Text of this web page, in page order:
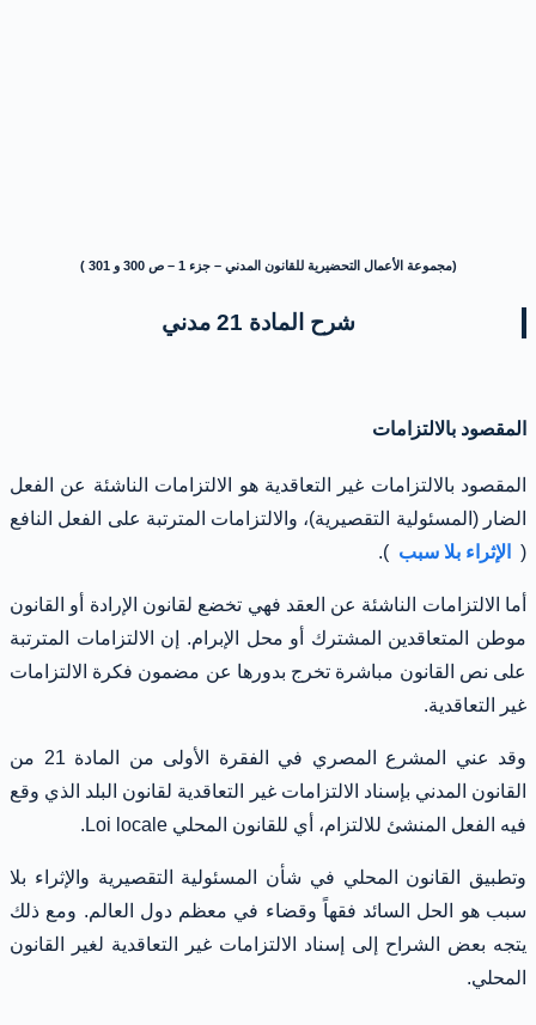
(مجموعة الأعمال التحضيرية للقانون المدني – جزء 1 – ص 300 و 301 )
شرح المادة 21 مدني
المقصود بالالتزامات
المقصود بالالتزامات غير التعاقدية هو الالتزامات الناشئة عن الفعل
الضار (المسئولية التقصيرية)، والالتزامات المترتبة على الفعل النافع
(
الإثراء بلا سبب ).
أما الالتزامات الناشئة عن العقد فهي تخضع لقانون الإرادة أو القانون
موطن المتعاقدين المشترك أو محل الإبرام. إن الالتزامات المترتبة
على نص القانون مباشرة تخرج بدورها عن مضمون فكرة الالتزامات
غير التعاقدية.
وقد عني المشرع المصري في الفقرة الأولى من المادة 21 من
القانون المدني بإسناد الالتزامات غير التعاقدية لقانون البلد الذي وقع
فيه الفعل المنشئ للالتزام، أي للقانون المحلي Loi locale.
وتطبيق القانون المحلي في شأن المسئولية التقصيرية والإثراء بلا
سبب هو الحل السائد فقهاً وقضاء في معظم دول العالم. ومع ذلك
يتجه بعض الشراح إلى إسناد الالتزامات غير التعاقدية لغير القانون
المحلي.